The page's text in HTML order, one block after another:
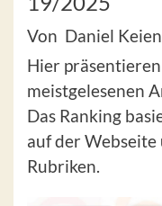
Von Daniel
Hier
meistgelesenen
Das Ranking
auf der
Rubriken.